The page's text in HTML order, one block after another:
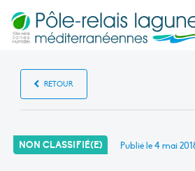
RETOUR
NON CLASSIFIÉ(E) Publié le4 mai